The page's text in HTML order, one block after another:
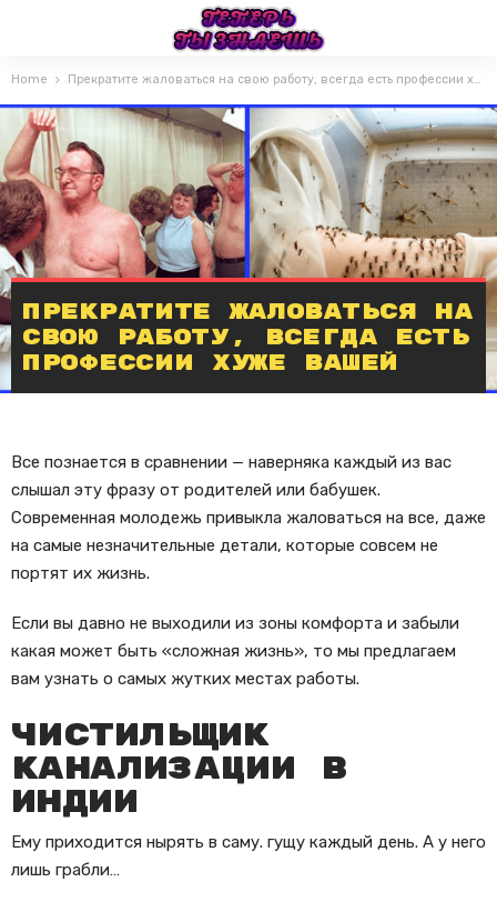
Home Прекратите жаловаться на свою работу, всегда есть профессии хуже вашей
Прекратите жаловаться на
свою работу, всегда есть
профессии хуже вашей
Все познается в сравнении — наверняка каждый из вас
слышал эту фразу от родителей или бабушек.
Современная молодежь привыкла жаловаться на все, даже
на самые незначительные детали, которые совсем не
портят их жизнь.
Если вы давно не выходили из зоны комфорта и забыли
какая может быть «сложная жизнь», то мы предлагаем
вам узнать о самых жутких местах работы.
Чистильщик
канализации в
Индии
Ему приходится нырять в саму. гущу каждый день. А у него
лишь грабли…